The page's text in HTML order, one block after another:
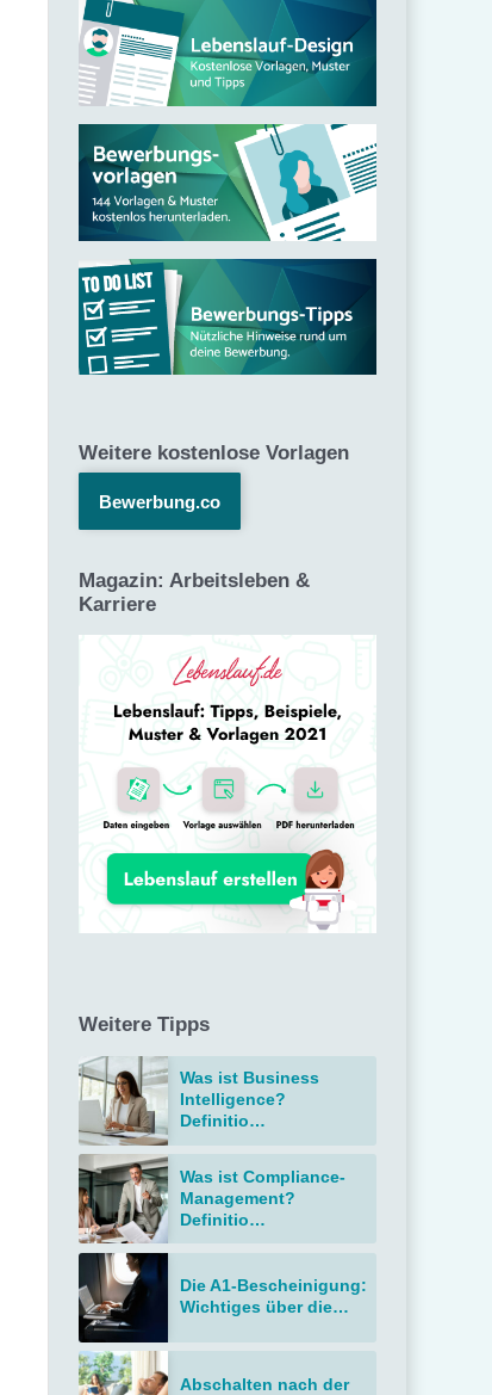
Weitere kostenlose Vorlagen
Bewerbung.co
Magazin: Arbeitsleben &
Karriere
Weitere Tipps
Was ist Business
Intelligence?
Definitio…
Was ist Compliance-
Management?
Definitio…
Die A1-Bescheinigung:
Wichtiges über die…
Abschalten nach der